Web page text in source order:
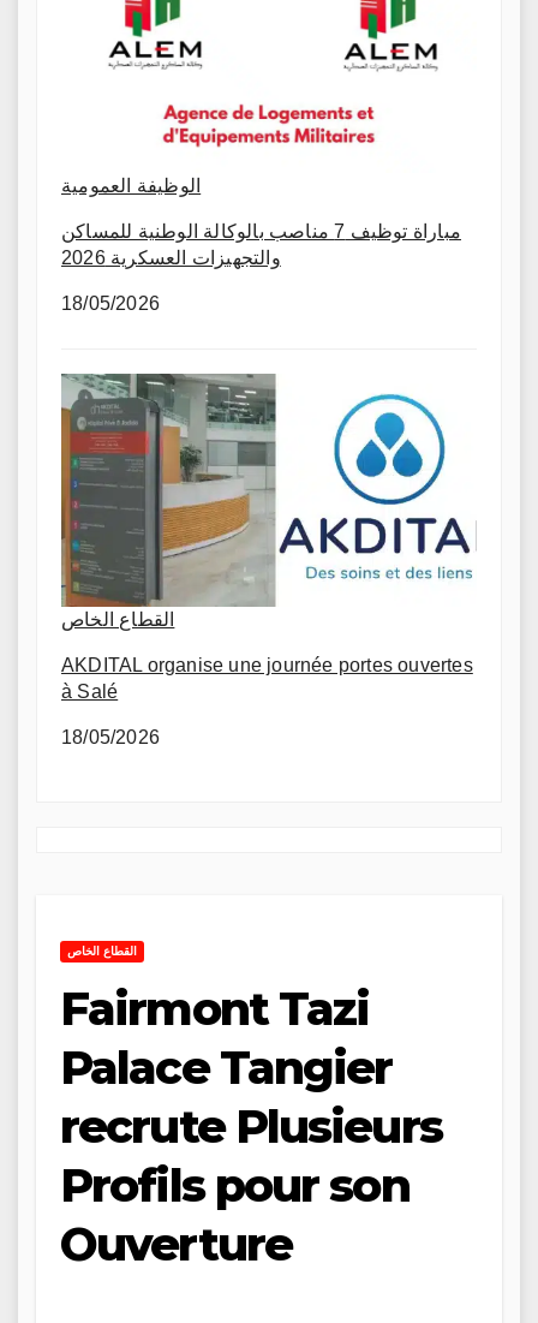
الوظيفة العمومية
مباراة توظيف 7 مناصب بالوكالة الوطنية للمساكن
والتجهيزات العسكرية 2026
18/05/2026
القطاع الخاص
AKDITAL organise une journée portes ouvertes
à Salé
18/05/2026
القطاع الخاص
Fairmont Tazi
Palace Tangier
recrute Plusieurs
Profils pour son
Ouverture